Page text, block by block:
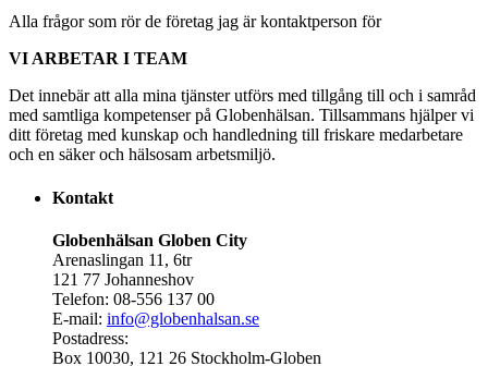
Alla frågor som rör de företag jag är kontaktperson för
VI ARBETAR I TEAM
Det innebär att alla mina tjänster utförs med tillgång till och i samråd
med samtliga kompetenser på Globenhälsan. Tillsammans hjälper vi
ditt företag med kunskap och handledning till friskare medarbetare
och en säker och hälsosam arbetsmiljö.
Kontakt
Globenhälsan Globen City
Arenaslingan 11, 6tr
121 77 Johanneshov
Telefon: 08-556 137 00
E-mail: info@globenhalsan.se
Postadress:
Box 10030, 121 26 Stockholm-Globen